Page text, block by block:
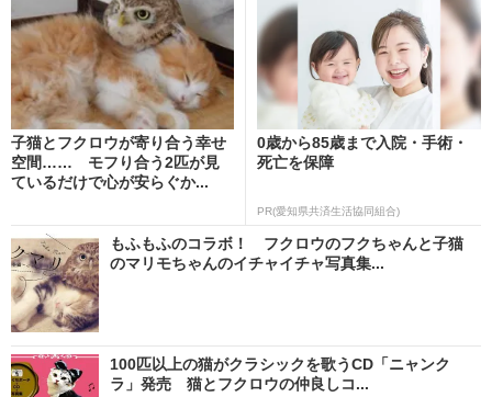
子猫とフクロウが寄り合う幸せ
空間…… モフり合う2匹が見
ているだけで心が安らぐか...
0歳から85歳まで入院・手術・
死亡を保障
PR(愛知県共済生活協同組合)
もふもふのコラボ！ フクロウのフクちゃんと子猫
のマリモちゃんのイチャイチャ写真集...
100匹以上の猫がクラシックを歌うCD「ニャンク
ラ」発売 猫とフクロウの仲良しコ...